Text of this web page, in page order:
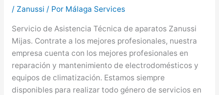
/ Zanussi / Por Málaga Services
Servicio de Asistencia Técnica de aparatos Zanussi
Mijas. Contrate a los mejores profesionales, nuestra
empresa cuenta con los mejores profesionales en
reparación y mantenimiento de electrodomésticos y
equipos de climatización. Estamos siempre
disponibles para realizar todo género de servicios en